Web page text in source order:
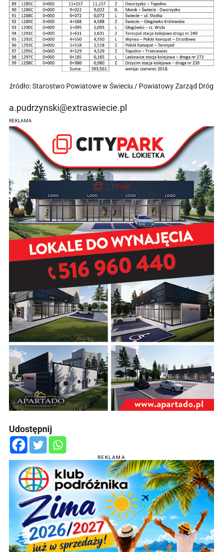
źródło: Starostwo Powiatowe w Świeciu / Powiatowy Zarząd Dróg
a.pudrzynski@extraswiecie.pl
REKLAMA
Udostępnij
REKLAMA